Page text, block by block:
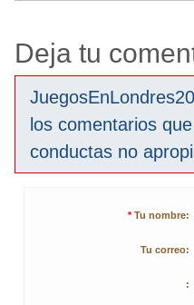
Deja tu
los comentarios
conductas no
* Tu nombre:
Tu correo:
: